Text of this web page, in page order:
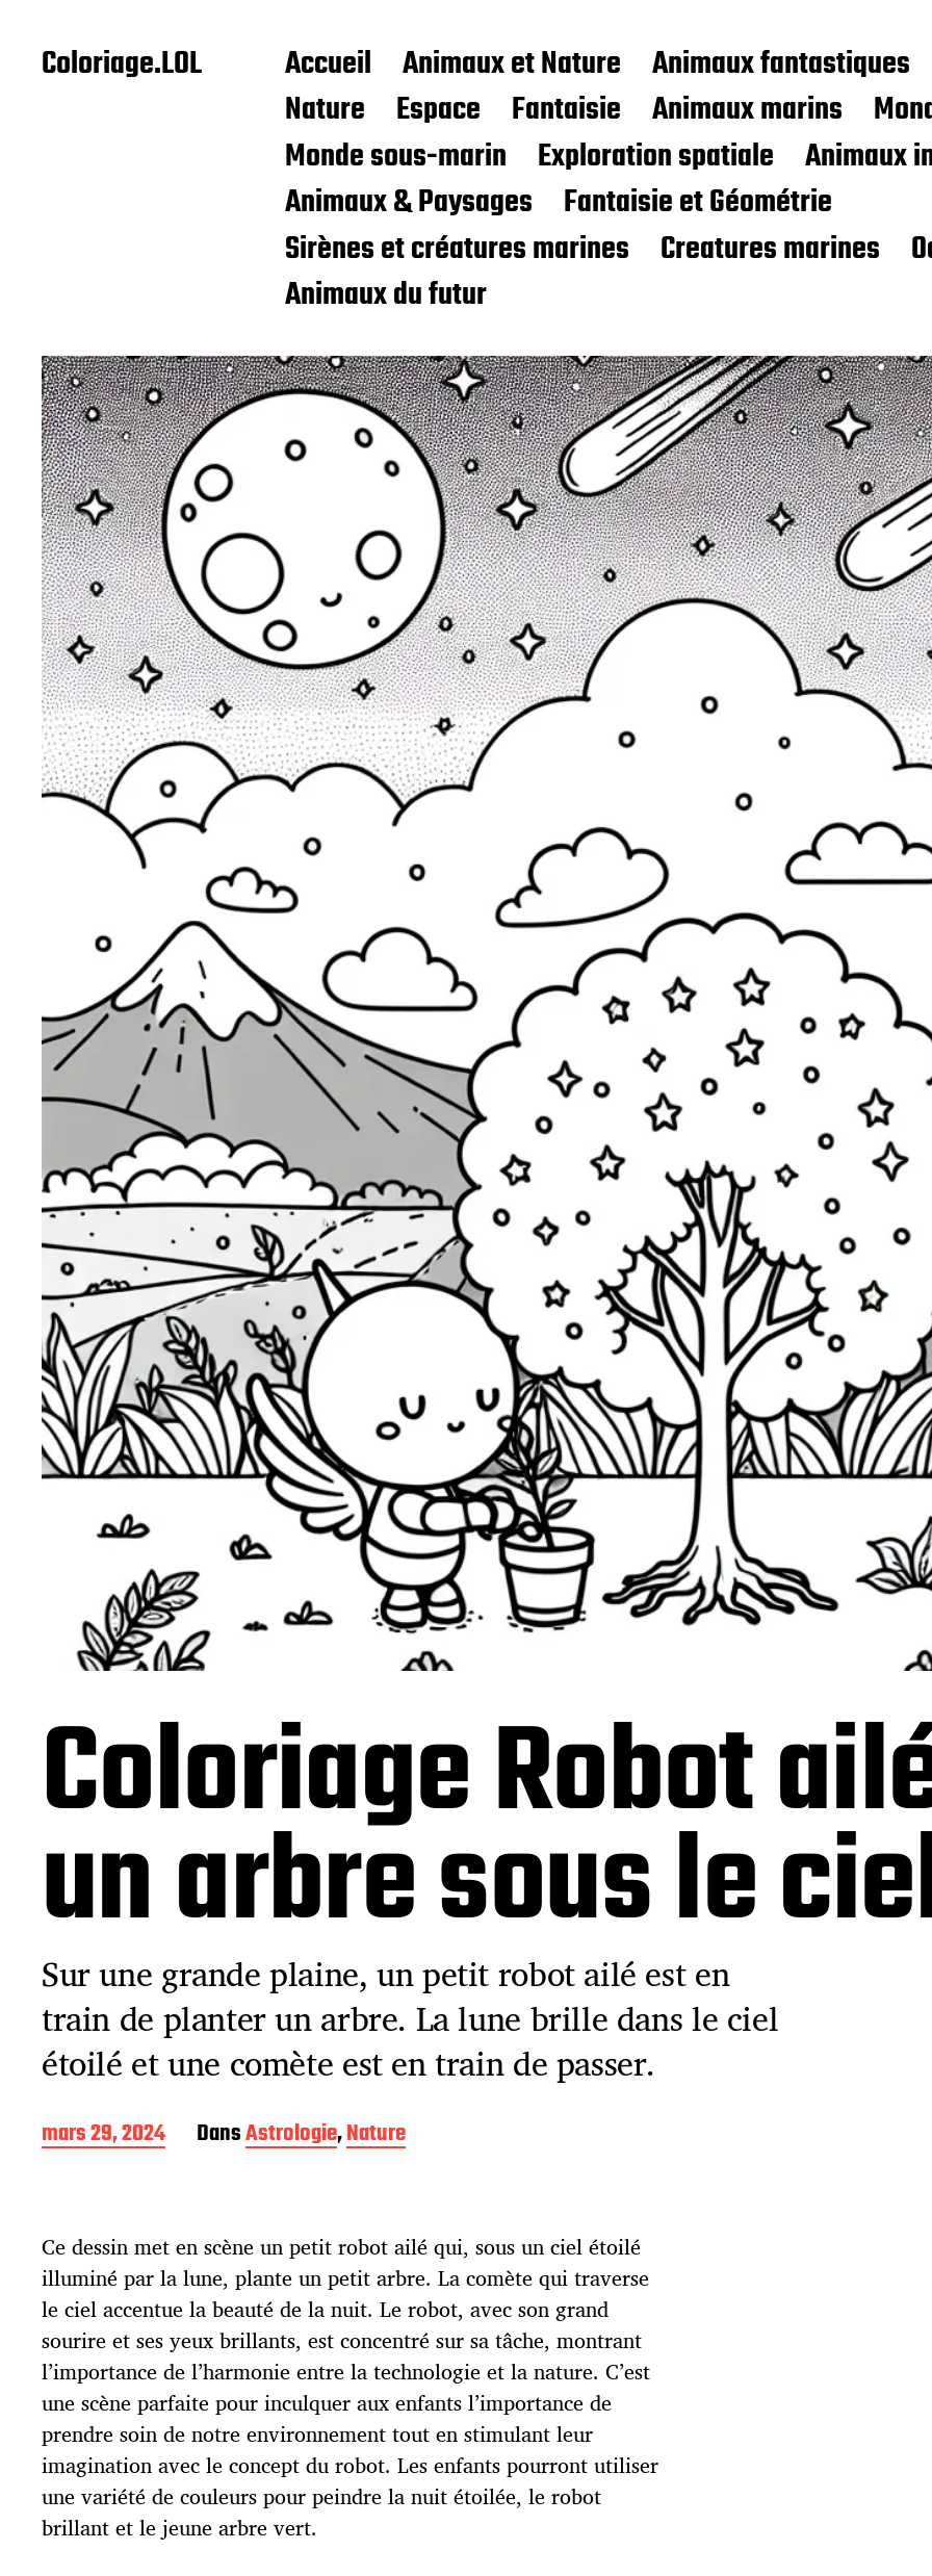
Coloriage.LOL Accueil Animaux et Nature Animaux fantastiques
Nature
Espace Fantaisie Animaux marins
Monde sous-marin
Exploration spatiale
Animaux
Animaux & Paysages
Fantaisie et Géométrie
Sirènes et créatures marines
Creatures marines
Animaux du futur
Coloriage Robot
un arbre sous le
Sur une grande plaine, un petit robot ailé est en
train de planter un arbre. La lune brille dans le ciel
étoilé et une comète est en train de passer.
D
a
e
p
u
b
l
i
c
a
t
i
o
n
mars 29, 2024 DansAstrologie,Nature
Ce dessin met en scène un petit robot ailé qui, sous un ciel étoilé
illuminé par la lune, plante un petit arbre. La comète qui traverse
le ciel accentue la beauté de la nuit. Le robot, avec son grand
sourire et ses yeux brillants, est concentré sur sa tâche, montrant
l’importance de l’harmonie entre la technologie et la nature. C’est
une scène parfaite pour inculquer aux enfants l’importance de
prendre soin de notre environnement tout en stimulant leur
imagination avec le concept du robot. Les enfants pourront utiliser
une variété de couleurs pour peindre la nuit étoilée, le robot
brillant et le jeune arbre vert.